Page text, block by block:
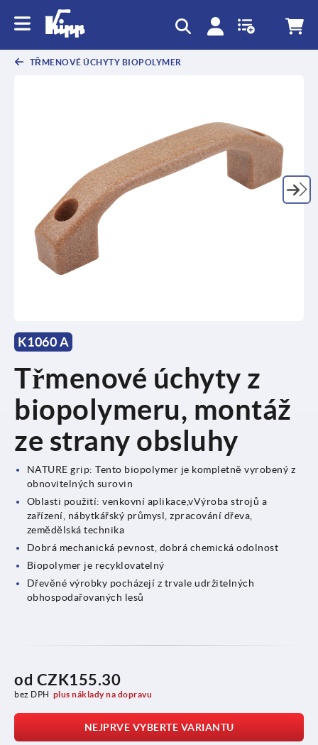
TŘMENOVÉ ÚCHYTY BIOPOLYMER
K1060 A
Třmenové úchyty z
biopolymeru, montáž
ze strany obsluhy
NATURE grip: Tento biopolymer je kompletně vyrobený z
obnovitelných surovin
Oblasti použití: venkovní aplikace,vVýroba strojů a
zařízení, nábytkářský průmysl, zpracování dřeva,
zemědělská technika
Dobrá mechanická pevnost, dobrá chemická odolnost
Biopolymer je recyklovatelný
Dřevěné výrobky pocházejí z trvale udržitelných
obhospodařovaných lesů
od CZK155.30
bez DPH plus náklady na dopravu
NEJPRVE VYBERTE VARIANTU